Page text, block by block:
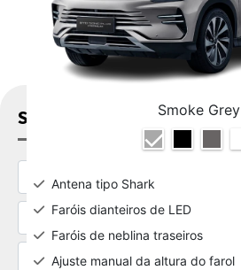
SOLICITAR PROPOSTA
Smoke Grey
Antena tipo Shark
Faróis dianteiros de LED
Faróis de neblina traseiros
Ajuste manual da altura do farol